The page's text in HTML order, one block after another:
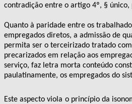
contradição entre o artigo 4º, §
Quanto à paridade entre os
empregados diretos, a admissão de
permita ser o terceirizado tratado
precarizados em relação aos
serviço, faz letra morta conteúdo
paulatinamente, os empregados do
Este aspecto viola o princípio da